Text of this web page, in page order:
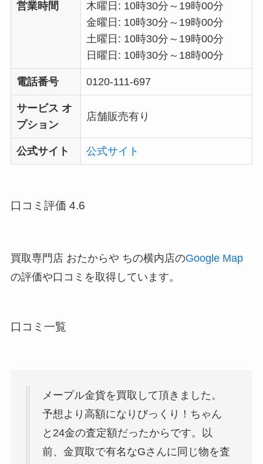
営業時間
木曜日: 10時30分～19時00分
金曜日: 10時30分～19時00分
土曜日: 10時30分～19時00分
日曜日: 10時30分～18時00分
電話番号 0120-111-697
サービス オ
プション
店舗販売有り
公式サイト 公式サイト
口コミ評価 4.6
買取専門店 おたからや ちの横内店のGoogle Map
の評価や口コミを取得しています。
口コミ一覧
メープル金貨を買取して頂きました。
予想より高額になりびっくり！ちゃん
と24金の査定額だったからです。以
前、金買取で有名なGさんに同じ物を査